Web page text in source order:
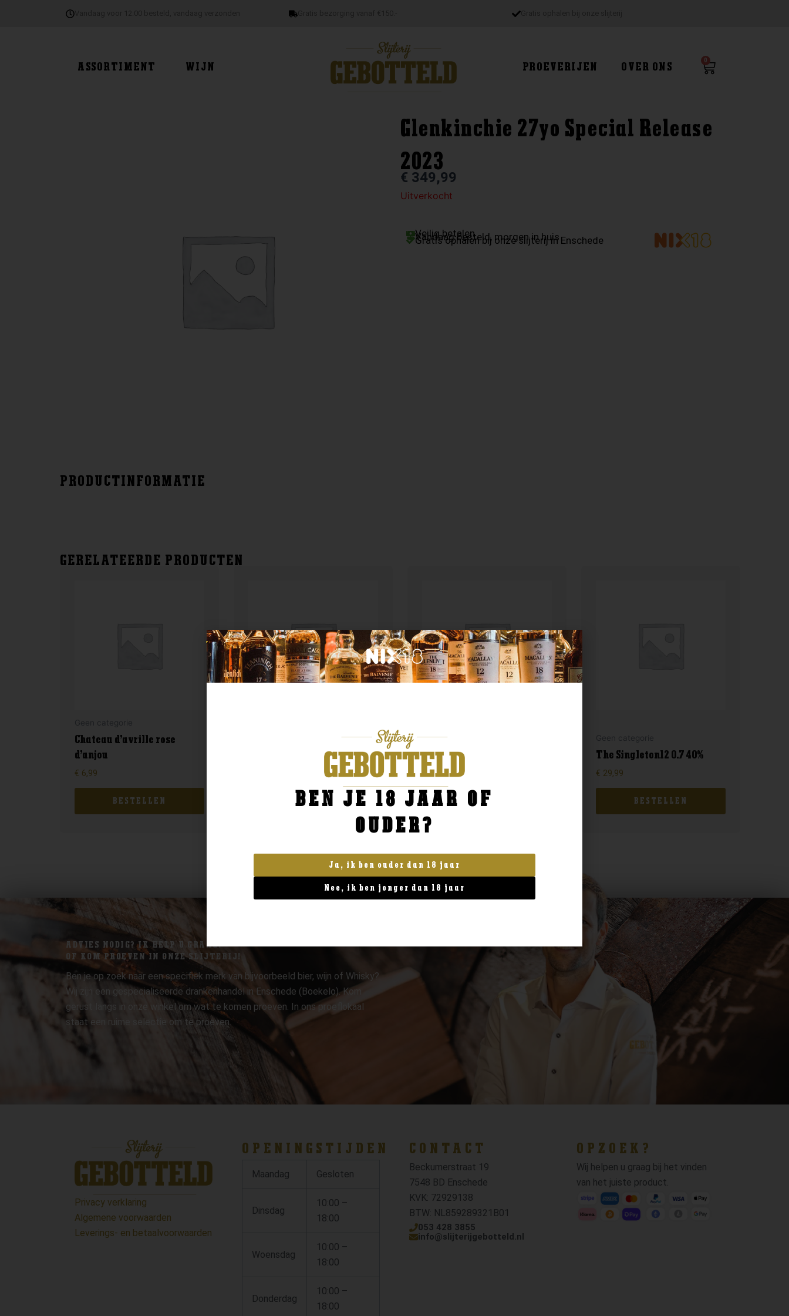
ASSORTIMENT WIJN PROEVERIJEN OVER ONS
0
Winkelwagen
Glenkinchie 27yo Special Release
2023
€ 349,99
Uitverkocht
Veilig betalen
Vandaag besteld, morgen in huis
Gratis ophalen bij onze slijterij in Enschede
PRODUCTINFORMATIE
GERELATEERDE PRODUCTEN
Chateau d’avrille rose
d’anjou
€ 6,99
BESTELLEN
Filliers Advokaat 0,7L
BESTELLEN
Geen categorie
Pastis 51 1.0 ltr
24,99
BESTELLEN
The Singleton12 0.7 40%
€ 29,99
BESTELLEN
ADVIES NODIG? IK HELP U GRAAG.
OF KOM PROEVEN IN ONZE SLIJTERIJ!
Ben je op zoek naar een specifiek merk van bijvoorbeeld bier, wijn of Whisky?
Wij zijn een gespecialiseerde drankenhandel in Enschede (Boekelo). Kom
gerust langs in onze winkel om wat te komen proeven. In ons proeflokaal
staat een ruime selectie om te proeven.
Privacy verklaring
Algemene voorwaarden
Leverings- en betaalvoorwaarden
OPENINGSTIJDEN
Maandag Gesloten
Dinsdag
10:00 –
18:00
Woensdag
10:00 –
18:00
Donderdag
10:00 –
18:00
CONTACT
Beckumerstraat 19
7548 BD Enschede
KVK: 72929138
BTW: NL859289321B01
053 428 3855
info@slijterijgebotteld.nl
OPZOEK?
Wij helpen u graag bij het vinden
van het juiste product.
BEN JE 18 JAAR OF
OUDER?
Ja, ik ben ouder dan 18 jaar
Nee, ik ben jonger dan 18 jaar